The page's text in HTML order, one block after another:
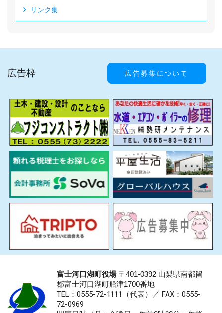
リンク集
広告枠 広告募集について
富士河口湖町役場〒401-0392 山梨県南都留
郡富士河口湖町船津1700番地
TEL：0555-72-1111 （代表）／ FAX：0555-
72-0969